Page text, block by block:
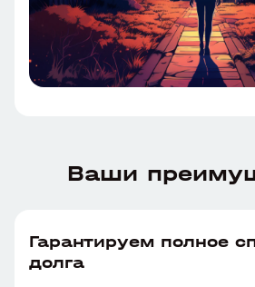
Ваши
Гарантируем полное
долга